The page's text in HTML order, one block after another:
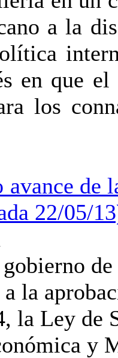
a la
en que
los
de
22/05/
la
la Ley de
y